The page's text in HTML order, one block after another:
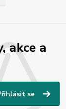
akce a
se